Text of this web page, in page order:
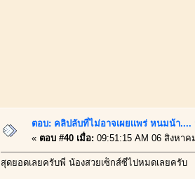
ตอบ: คลิปลับที่ไม่อาจเผยเเพร่ หนมน้า
« ตอบ #40 เมื่อ: 09:51:15 AM 06 สิงหาค
สุดยอดเลยครับพี่ น้องสวยเซ็กส์ซี่ไปหมดเลยครับ